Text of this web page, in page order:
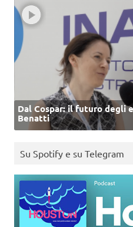
Dal Cospar: il futuro degli
Benatti
Su Spotify e su Telegram